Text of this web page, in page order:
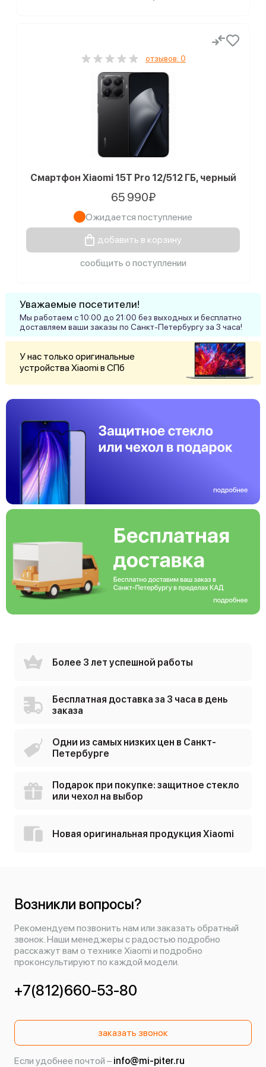
отзывов: 0
Смартфон Xiaomi 15T Pro 12/512 ГБ, черный
65 990₽
Ожидается поступление
добавить в корзину
сообщить о поступлении
Уважаемые посетители!
Мы работаем с 10:00 до 21:00 без выходных и бесплатно
доставляем ваши заказы по Санкт-Петербургу за 3 часа!
У нас только оригинальные
устройства Xiaomi в СПб
Более 3 лет успешной работы
Бесплатная доставка за 3 часа в день
заказа
Одни из самых низких цен в Санкт-
Петербурге
Подарок при покупке: защитное стекло
или чехол на выбор
Новая оригинальная продукция Xiaomi
Возникли вопросы?
Рекомендуем позвонить нам или заказать обратный
звонок. Наши менеджеры с радостью подробно
расскажут вам о технике Xiaomi и подробно
проконсультируют по каждой модели.
+7(812)660-53-80
заказать звонок
Если удобнее почтой – info@mi-piter.ru